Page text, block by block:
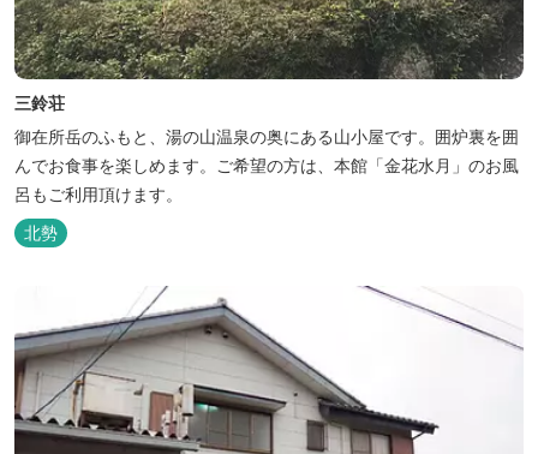
三鈴荘
御在所岳のふもと、湯の山温泉の奥にある山小屋です。囲炉裏を囲
んでお食事を楽しめます。ご希望の方は、本館「金花水月」のお風
呂もご利用頂けます。
北勢